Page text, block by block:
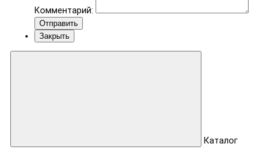
Комментарий:
Отправить
Закрыть
Каталог